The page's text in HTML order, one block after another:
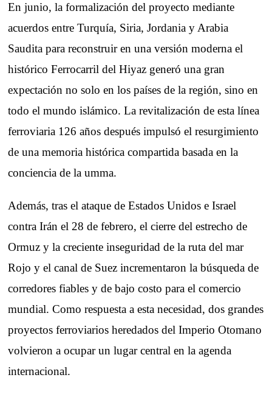
En junio, la formalización del proyecto mediante
acuerdos entre Turquía, Siria, Jordania y Arabia
Saudita para reconstruir en una versión moderna el
histórico Ferrocarril del Hiyaz generó una gran
expectación no solo en los países de la región, sino en
todo el mundo islámico. La revitalización de esta línea
ferroviaria 126 años después impulsó el resurgimiento
de una memoria histórica compartida basada en la
conciencia de la umma.
Además, tras el ataque de Estados Unidos e Israel
contra Irán el 28 de febrero, el cierre del estrecho de
Ormuz y la creciente inseguridad de la ruta del mar
Rojo y el canal de Suez incrementaron la búsqueda de
corredores fiables y de bajo costo para el comercio
mundial. Como respuesta a esta necesidad, dos grandes
proyectos ferroviarios heredados del Imperio Otomano
volvieron a ocupar un lugar central en la agenda
internacional.